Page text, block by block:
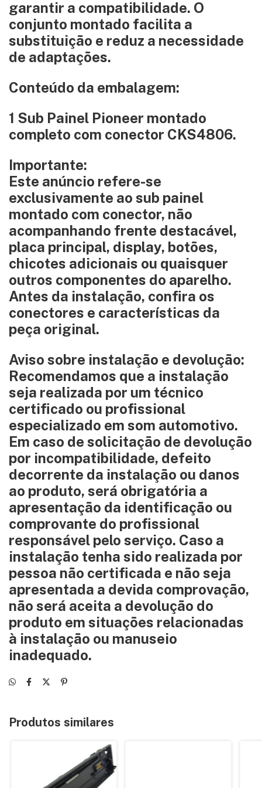
garantir a compatibilidade. O
conjunto montado facilita a
substituição e reduz a necessidade
de adaptações.
Conteúdo da embalagem:
1 Sub Painel Pioneer montado
completo com conector CKS4806.
Importante:
Este anúncio refere-se
exclusivamente ao sub painel
montado com conector, não
acompanhando frente destacável,
placa principal, display, botões,
chicotes adicionais ou quaisquer
outros componentes do aparelho.
Antes da instalação, confira os
conectores e características da
peça original.
Aviso sobre instalação e devolução:
Recomendamos que a instalação
seja realizada por um técnico
certificado ou profissional
especializado em som automotivo.
Em caso de solicitação de devolução
por incompatibilidade, defeito
decorrente da instalação ou danos
ao produto, será obrigatória a
apresentação da identificação ou
comprovante do profissional
responsável pelo serviço. Caso a
instalação tenha sido realizada por
pessoa não certificada e não seja
apresentada a devida comprovação,
não será aceita a devolução do
produto em situações relacionadas
à instalação ou manuseio
inadequado.
Produtos similares